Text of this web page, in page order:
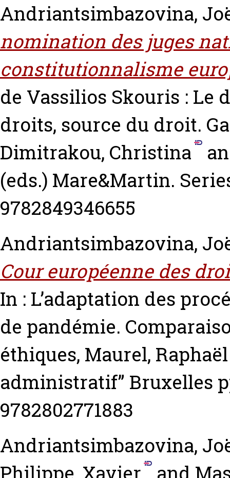
Andriantsimbazovina,
nomination des juges
constitutionnalisme
de Vassilios Skouris : Le
droits, source du droit.
Dimitrakou, Christina
(eds.) Mare&Martin.
9782849346655
Andriantsimbazovina,
Cour européenne des
In : L’adaptation des
de pandémie.
éthiques, Maurel, Raphaël
administratif” Bruxelles
9782802771883
Andriantsimbazovina,
Philippe, Xavier
and